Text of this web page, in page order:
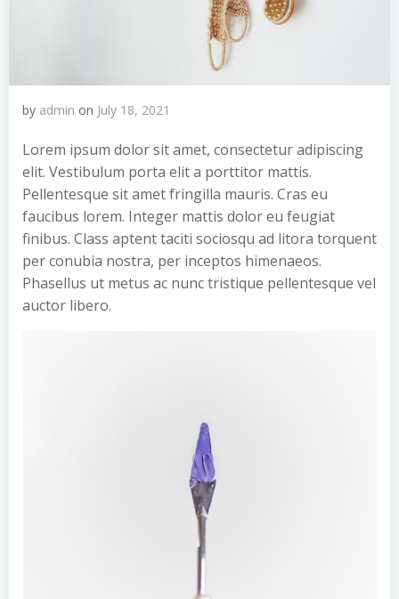
by admin on July 18, 2021
Lorem ipsum dolor sit amet, consectetur adipiscing
elit. Vestibulum porta elit a porttitor mattis.
Pellentesque sit amet fringilla mauris. Cras eu
faucibus lorem. Integer mattis dolor eu feugiat
finibus. Class aptent taciti sociosqu ad litora torquent
per conubia nostra, per inceptos himenaeos.
Phasellus ut metus ac nunc tristique pellentesque vel
auctor libero.